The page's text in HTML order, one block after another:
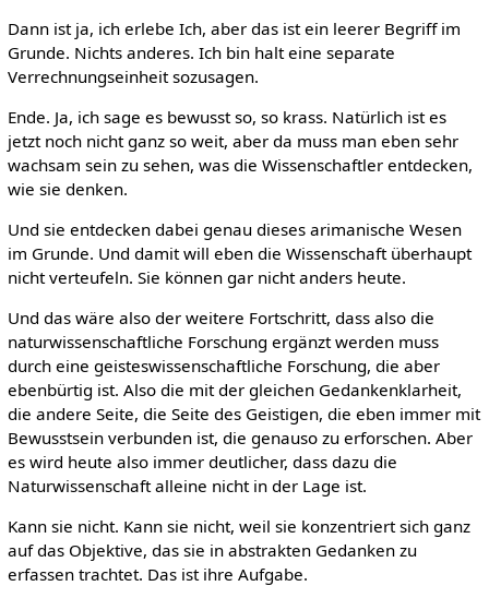
Dann ist ja, ich erlebe Ich, aber das ist ein leerer Begriff im
Grunde. Nichts anderes. Ich bin halt eine separate
Verrechnungseinheit sozusagen.
Ende. Ja, ich sage es bewusst so, so krass. Natürlich ist es
jetzt noch nicht ganz so weit, aber da muss man eben sehr
wachsam sein zu sehen, was die Wissenschaftler entdecken,
wie sie denken.
Und sie entdecken dabei genau dieses arimanische Wesen
im Grunde. Und damit will eben die Wissenschaft überhaupt
nicht verteufeln. Sie können gar nicht anders heute.
Und das wäre also der weitere Fortschritt, dass also die
naturwissenschaftliche Forschung ergänzt werden muss
durch eine geisteswissenschaftliche Forschung, die aber
ebenbürtig ist. Also die mit der gleichen Gedankenklarheit,
die andere Seite, die Seite des Geistigen, die eben immer mit
Bewusstsein verbunden ist, die genauso zu erforschen. Aber
es wird heute also immer deutlicher, dass dazu die
Naturwissenschaft alleine nicht in der Lage ist.
Kann sie nicht. Kann sie nicht, weil sie konzentriert sich ganz
auf das Objektive, das sie in abstrakten Gedanken zu
erfassen trachtet. Das ist ihre Aufgabe.